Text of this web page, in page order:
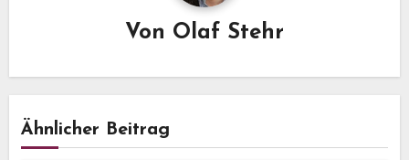
Von Olaf Stehr
Ähnlicher Beitrag